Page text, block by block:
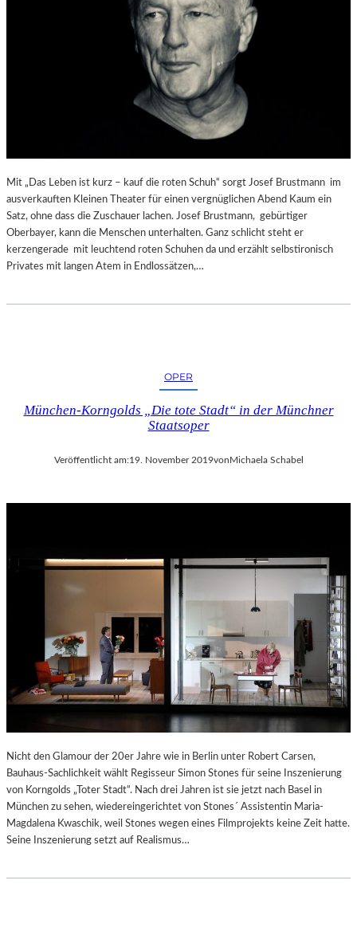
Mit „Das Leben ist kurz – kauf die roten Schuh“ sorgt Josef Brustmann im
ausverkauften Kleinen Theater für einen vergnüglichen Abend Kaum ein
Satz, ohne dass die Zuschauer lachen. Josef Brustmann, gebürtiger
Oberbayer, kann die Menschen unterhalten. Ganz schlicht steht er
kerzengerade mit leuchtend roten Schuhen da und erzählt selbstironisch
Privates mit langen Atem in Endlossätzen,…
OPER
München-Korngolds „Die tote Stadt“ in der Münchner
Staatsoper
Veröffentlicht am:19. November 2019vonMichaela Schabel
Nicht den Glamour der 20er Jahre wie in Berlin unter Robert Carsen,
Bauhaus-Sachlichkeit wählt Regisseur Simon Stones für seine Inszenierung
von Korngolds „Toter Stadt“. Nach drei Jahren ist sie jetzt nach Basel in
München zu sehen, wiedereingerichtet von Stones´ Assistentin Maria-
Magdalena Kwaschik, weil Stones wegen eines Filmprojekts keine Zeit hatte.
Seine Inszenierung setzt auf Realismus…